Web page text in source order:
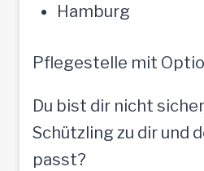
Hamburg
Pflegestelle mit
Du bist dir nicht
Schützling zu dir und
passt?